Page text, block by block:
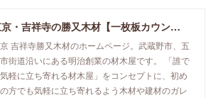
東京・吉祥寺の勝又木材【一枚板カウンター】
吉祥寺勝又木材のホームページ。武蔵野市、五
街道沿いにある明治創業の材木屋です。 「誰で
軽に立ち寄れる材木屋」をコンセプトに、初め
方でも気軽に立ち寄れるよう木材や建材のガレ